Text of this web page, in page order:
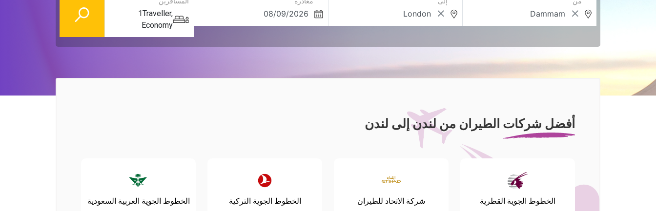
1Traveller,
Economy
أفضل شركات الطيران من لندن إلى لندن
الخطوط الجوية القطرية شركة الاتحاد للطيران الخطوط الجوية التركية الخطوط الجوية العربية السعودية